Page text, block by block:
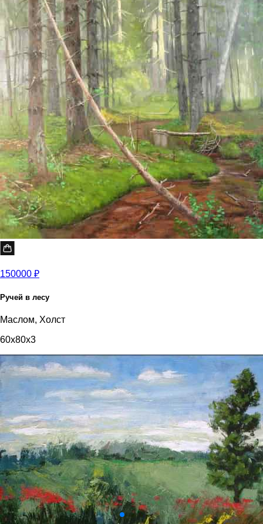
150000 ₽
Ручей в лесу
Маслом, Холст
60x80x3